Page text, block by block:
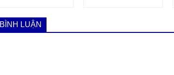
BÌNH LUẬN